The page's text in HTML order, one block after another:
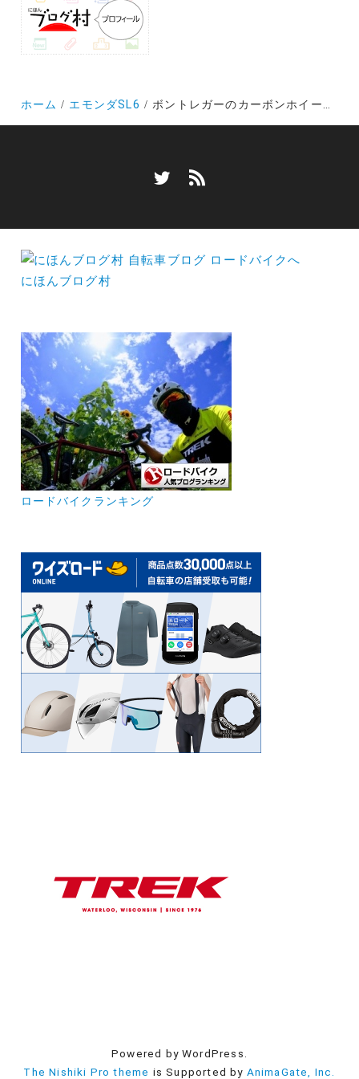
ホーム エモンダSL6 ボントレガーのカーボンホイール「アイオロスプロ３」の平坦巡航能力は凄く高かった！
にほんブログ村
ロードバイクランキング
Powered by WordPress.
The Nishiki Pro theme is Supported by AnimaGate, Inc.